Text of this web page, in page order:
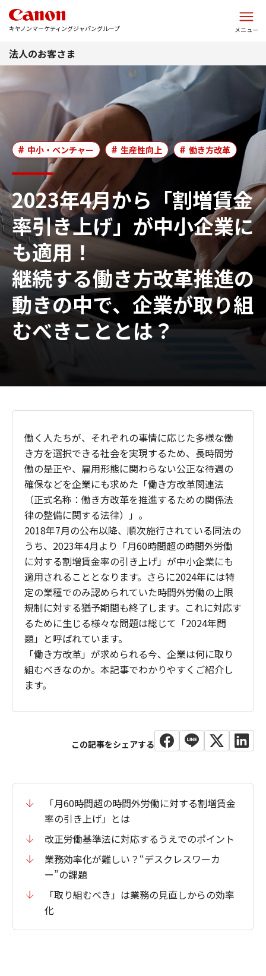
キヤノンマーケティングジャパングループ メニュー
法人のお客さま
2023年4月から「割増賃金
率引き上げ」が中小企業に
も適用！
継続する働き方改革推進の
動きの中で、企業が取り組
むべきこととは？
中小・ベンチャー 生産性向上 働き方改革
働く人たちが、それぞれの事情に応じた多様な働
き方を選択できる社会を実現するため、長時間労
働の是正や、雇用形態に関わらない公正な待遇の
確保などを企業にも求めた「働き方改革関連法
（正式名称：働き方改革を推進するための関係法
律の整備に関する法律）」。
2018年7月の公布以降、順次施行されている同法の
うち、2023年4月より「月60時間超の時間外労働
に対する割増賃金率の引き上げ」が中小企業にも
適用されることとなります。さらに2024年には特
定の業種でのみ認められていた時間外労働の上限
規制に対する猶予期間も終了します。これに対応す
るために生じる様々な問題は総じて「2024年問
題」と呼ばれています。
「働き方改革」が求められる今、企業は何に取り
組むべきなのか。本記事でわかりやすくご紹介し
ます。
「月60時間超の時間外労働に対する割増賃金
率の引き上げ」とは
改正労働基準法に対応するうえでのポイント
業務効率化が難しい？“デスクレスワーカ
ー”の課題
「取り組むべき」は業務の見直しからの効率
化